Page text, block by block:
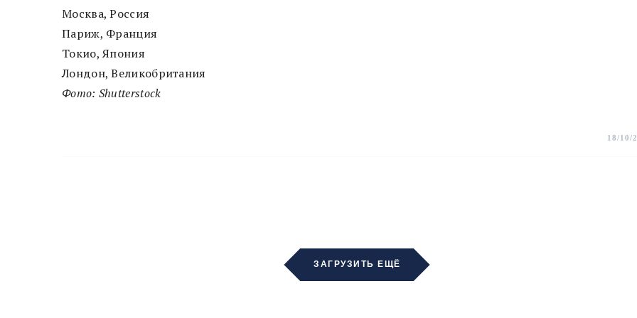
Москва, Россия
Париж, Франция
Токио, Япония
Лондон, Великобритания
Фото: Shutterstock
18/10/
ЗАГРУЗИТЬ ЕЩЁ